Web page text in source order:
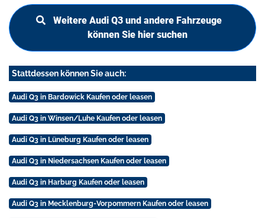
Weitere Audi Q3 und andere Fahrzeuge
können Sie hier suchen
Stattdessen können Sie auch:
Audi Q3 in Bardowick Kaufen oder leasen
Audi Q3 in Winsen/Luhe Kaufen oder leasen
Audi Q3 in Lüneburg Kaufen oder leasen
Audi Q3 in Niedersachsen Kaufen oder leasen
Audi Q3 in Harburg Kaufen oder leasen
Audi Q3 in Mecklenburg-Vorpommern Kaufen oder leasen